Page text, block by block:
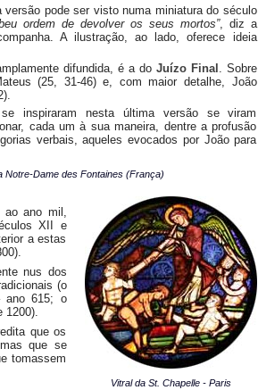
versão pode ser visto numa miniatura do século
ordem de devolver os seus mortos”, diz a
A ilustração, ao lado, oferece ideia
difundida, é a do Juízo Final . Sobre
(25, 31-46) e, com maior detalhe, João
inspiraram nesta última versão se viram
cada um à sua maneira, dentre a profusão
verbais, aqueles evocados por João para
Notre-Dame des Fontaines (França)
ao ano mil,
XII e
a estas
nus dos
(o
ano 615; o
1200).
que os
que se
tomassem
Vitral da St. Chapelle - Paris